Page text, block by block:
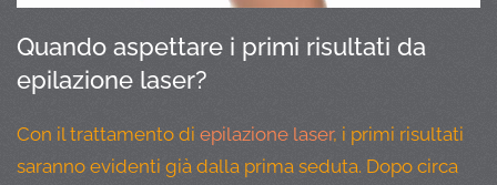
Quando aspettare i primi risultati da
epilazione laser?
Con il trattamento di epilazione laser, i primi risultati
saranno evidenti già dalla prima seduta. Dopo circa